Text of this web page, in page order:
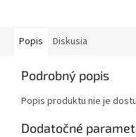
Popis Diskusia
Podrobný popis
Popis produktu nie je
Dodatočné